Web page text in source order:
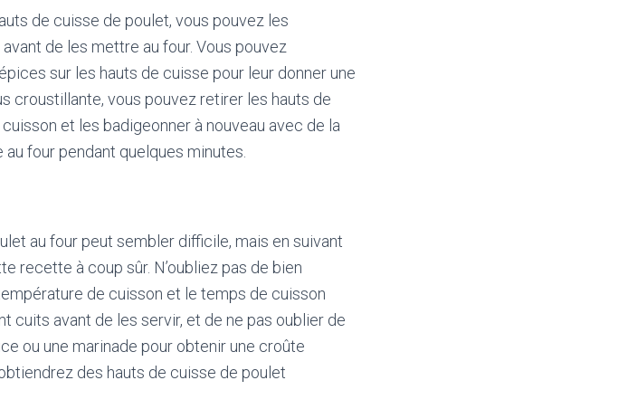
de cuisse de poulet, vous pouvez les
de les mettre au four. Vous pouvez
sur les hauts de cuisse pour leur donner une
croustillante, vous pouvez retirer les hauts de
et les badigeonner à nouveau avec de la
four pendant quelques minutes.
au four peut sembler difficile, mais en suivant
recette à coup sûr. N’oubliez pas de bien
de cuisson et le temps de cuisson
cuits avant de les servir, et de ne pas oublier de
ou une marinade pour obtenir une croûte
des hauts de cuisse de poulet